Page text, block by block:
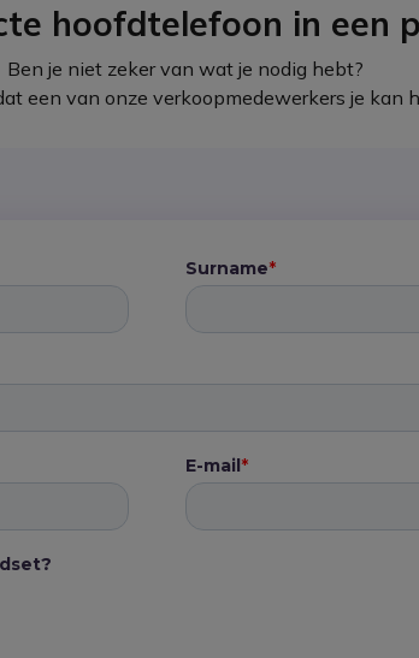
hoofdtelefoon in een
Ben je niet zeker van wat je nodig hebt?
een van onze verkoopmedewerkers je kan